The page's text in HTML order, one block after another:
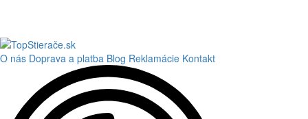
O nás Doprava a platba Blog Reklamácie Kontakt